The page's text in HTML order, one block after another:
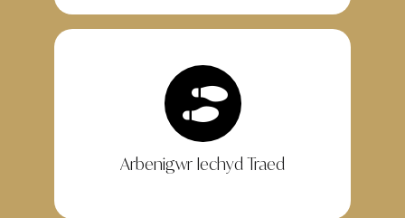
Arbenigwr Iechyd Traed